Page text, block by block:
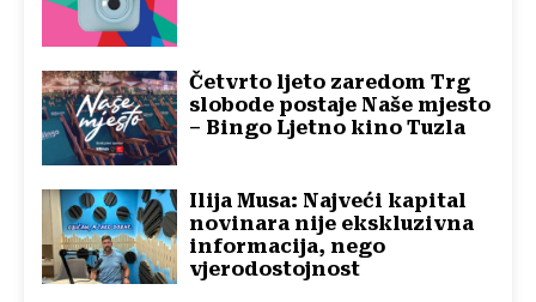
Četvrto ljeto zaredom Trg
slobode postaje Naše mjesto
– Bingo Ljetno kino Tuzla
Ilija Musa: Najveći kapital
novinara nije ekskluzivna
informacija, nego
vjerodostojnost